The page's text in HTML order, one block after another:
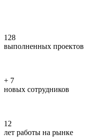
128
выполненных проектов
+ 7
новых сотрудников
12
лет работы на рынке